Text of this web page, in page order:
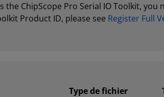
the ChipScope Pro Serial IO Toolkit,
Product ID, please see Register Full
Type de fichier